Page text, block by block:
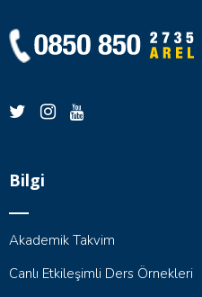
Bilgi
Akademik Takvim
Canlı Etkileşimli Ders Örnekleri